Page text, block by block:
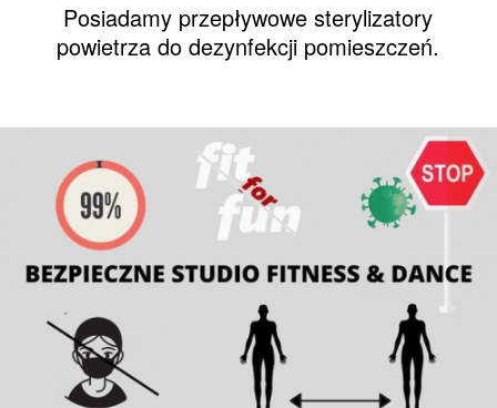
Posiadamy przepływowe sterylizatory
powietrza do dezynfekcji pomieszczeń.